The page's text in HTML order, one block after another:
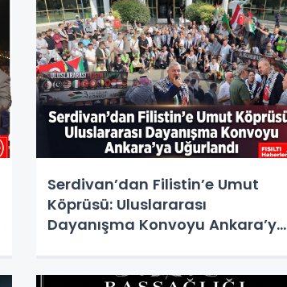
Serdivan’dan Filistin’e Umut
Köprüsü: Uluslararası
Dayanışma Konvoyu Ankara’ya